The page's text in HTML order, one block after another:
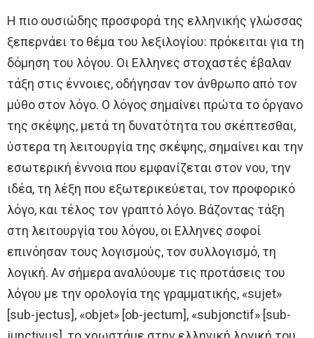
Η πιο ουσιώδης προσφορά της ελληνικής γλώσσας
ξεπερνάει το θέμα του λεξιλογίου: πρόκειται για τη
δόμηση του λόγου. Οι Ελληνες στοχαστές έβαλαν
τάξη στις έννοιες, οδήγησαν τον άνθρωπο από τον
μύθο στον λόγο. Ο λόγος σημαίνει πρώτα το όργανο
της σκέψης, μετά τη δυνατότητα του σκέπτεσθαι,
ύστερα τη λειτουργία της σκέψης, σημαίνει και την
εσωτερική έννοια που εμφανίζεται στον νου, την
ιδέα, τη λέξη που εξωτερικεύεται, τον προφορικό
λόγο, και τέλος τον γραπτό λόγο. Βάζοντας τάξη
στη λειτουργία του λόγου, οι Ελληνες σοφοί
επινόησαν τους λογισμούς, τον συλλογισμό, τη
λογική. Αν σήμερα αναλύουμε τις προτάσεις του
λόγου με την ορολογία της γραμματικής, «sujet»
[sub-jectus], «objet» [ob-jectum], «subjonctif» [sub-